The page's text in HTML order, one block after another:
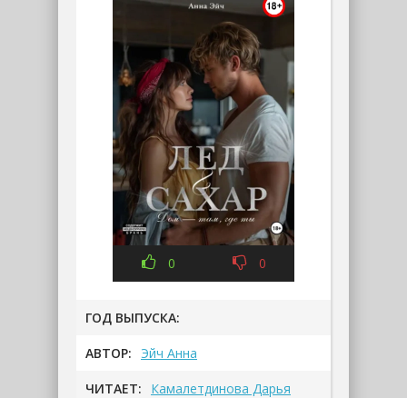
0 0
ГОД ВЫПУСКА:
АВТОР: Эйч Анна
ЧИТАЕТ: Камалетдинова Дарья